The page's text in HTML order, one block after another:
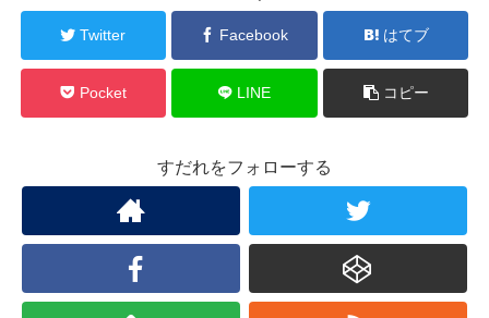
Twitter Facebook はてブ
Pocket LINE コピー
すだれをフォローする